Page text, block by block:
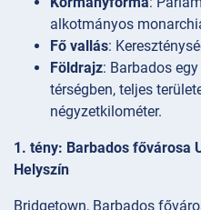
alkotmányos
Fő vallás:
Földrajz: Barbados
térségben, teljes
négyzetkilométer.
1. tény: Barbados fővárosa
Helyszín
Bridgetown, Barbados